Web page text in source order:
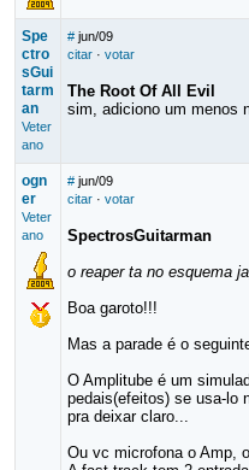
Spe
ctro
sGui
tarm
an
Veter
ano
# jun/09
citar· votar
The Root Of All Evil
sim, adiciono um menos
ogn
er
Veter
ano
# jun/09
citar· votar
SpectrosGuitarman
o reaper ta no esquema
Boa garoto!!!
Mas a parade é o
O Amplitube é um
pedais(efeitos) se usa-lo
pra deixar claro...
Ou vc microfona o Amp,